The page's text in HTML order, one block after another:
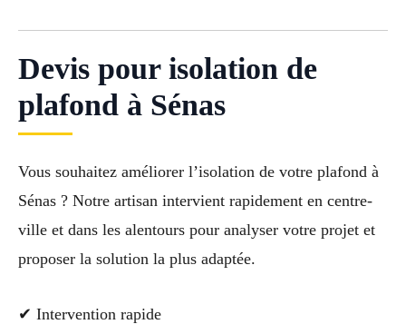
Devis pour isolation de
plafond à Sénas
Vous souhaitez améliorer l’isolation de votre plafond à
Sénas ? Notre artisan intervient rapidement en centre-
ville et dans les alentours pour analyser votre projet et
proposer la solution la plus adaptée.
✔ Intervention rapide